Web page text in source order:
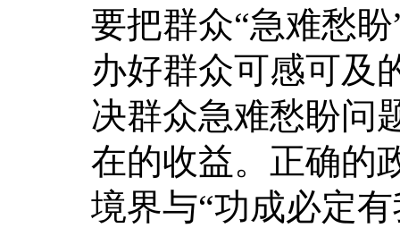
要把群众“急难愁
办好群众可感可及
决群众急难愁盼问
在的收益。正确的
境界与“功成必定